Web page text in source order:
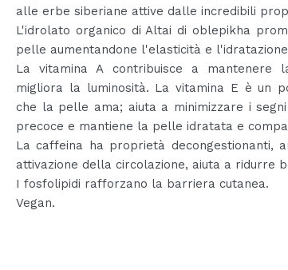
alle erbe siberiane attive dalle incredibili
L'idrolato organico di Altai di oblepikha
pelle aumentandone l'elasticità e
La vitamina A contribuisce a
migliora la luminosità. La vitamina E è un
che la pelle ama; aiuta a minimizzare i
precoce e mantiene la pelle idratata e
La caffeina ha proprietà decongestionanti,
attivazione della circolazione, aiuta a ridurre
I fosfolipidi rafforzano la barriera cutanea.
Vegan.